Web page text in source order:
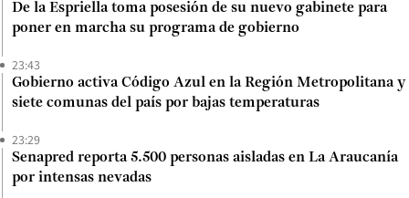
De la Espriella toma posesión de su nuevo gabinete para
poner en marcha su programa de gobierno
23:43
Gobierno activa Código Azul en la Región Metropolitana y
siete comunas del país por bajas temperaturas
23:29
Senapred reporta 5.500 personas aisladas en La Araucanía
por intensas nevadas